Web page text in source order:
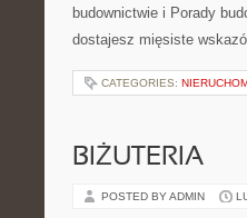
budownictwie i Porady
dostajesz mięsiste
CATEGORIES:
BIŻUTERIA
POSTED BY ADMIN